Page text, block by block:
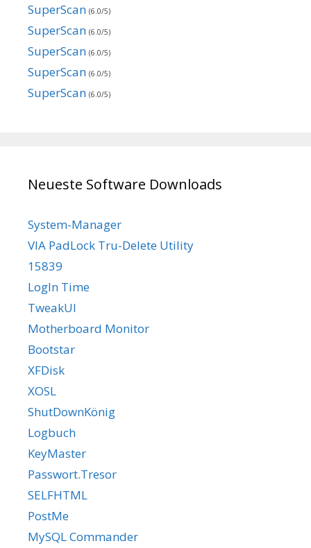
SuperScan (6.0/5)
SuperScan (6.0/5)
SuperScan (6.0/5)
SuperScan (6.0/5)
SuperScan (6.0/5)
Neueste Software Downloads
System-Manager
VIA PadLock Tru-Delete Utility
15839
LogIn Time
TweakUI
Motherboard Monitor
Bootstar
XFDisk
XOSL
ShutDownKönig
Logbuch
KeyMaster
Passwort.Tresor
SELFHTML
PostMe
MySQL Commander